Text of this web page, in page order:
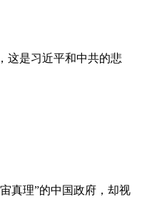
这是习近平和中共的悲
真理”的中国政府，却视